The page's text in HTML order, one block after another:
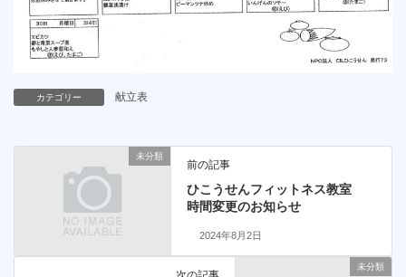
カテゴリー 献立表
未分類
前の記事
ひこうせんフィットネス教室
時間変更のお知らせ
2024年8月2日
未分類